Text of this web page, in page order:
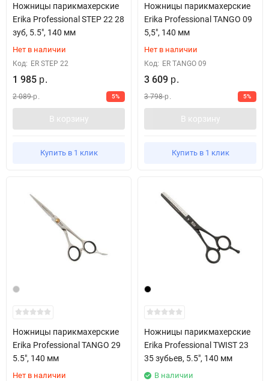
Ножницы парикмахерские
Erika Professional STEP 22 28
зуб, 5.5", 140 мм
Нет в наличии
Код: ER STEP 22
1 985 р.
2 089р. 5%
В корзину
Купить в 1 клик
Ножницы парикмахерские
Erika Professional TANGO 09
5,5", 140 мм
Нет в наличии
Код: ER TANGO 09
3 609 р.
3 798р. 5%
В корзину
Купить в 1 клик
Ножницы парикмахерские
Erika Professional TANGO 29
5.5", 140 мм
Нет в наличии
Ножницы парикмахерские
Erika Professional TWIST 23
35 зубьев, 5.5", 140 мм
В наличии